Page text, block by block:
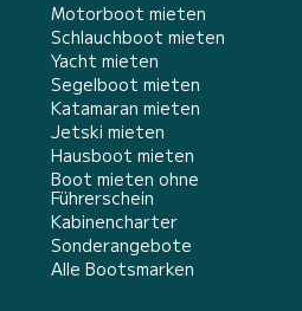
Motorboot mieten
Schlauchboot mieten
Yacht mieten
Segelboot mieten
Katamaran mieten
Jetski mieten
Hausboot mieten
Boot mieten ohne
Führerschein
Kabinencharter
Sonderangebote
Alle Bootsmarken